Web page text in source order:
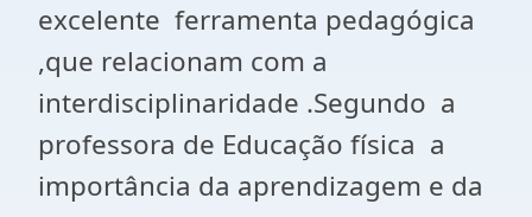
excelente ferramenta pedagógica
,que relacionam com a
interdisciplinaridade .Segundo a
professora de Educação física a
importância da aprendizagem e da